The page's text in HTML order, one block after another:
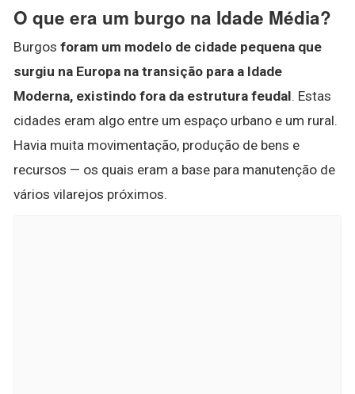
O que era um burgo na Idade Média?
Burgos foram um modelo de cidade pequena que
surgiu na Europa na transição para a Idade
Moderna, existindo fora da estrutura feudal. Estas
cidades eram algo entre um espaço urbano e um rural.
Havia muita movimentação, produção de bens e
recursos — os quais eram a base para manutenção de
vários vilarejos próximos.